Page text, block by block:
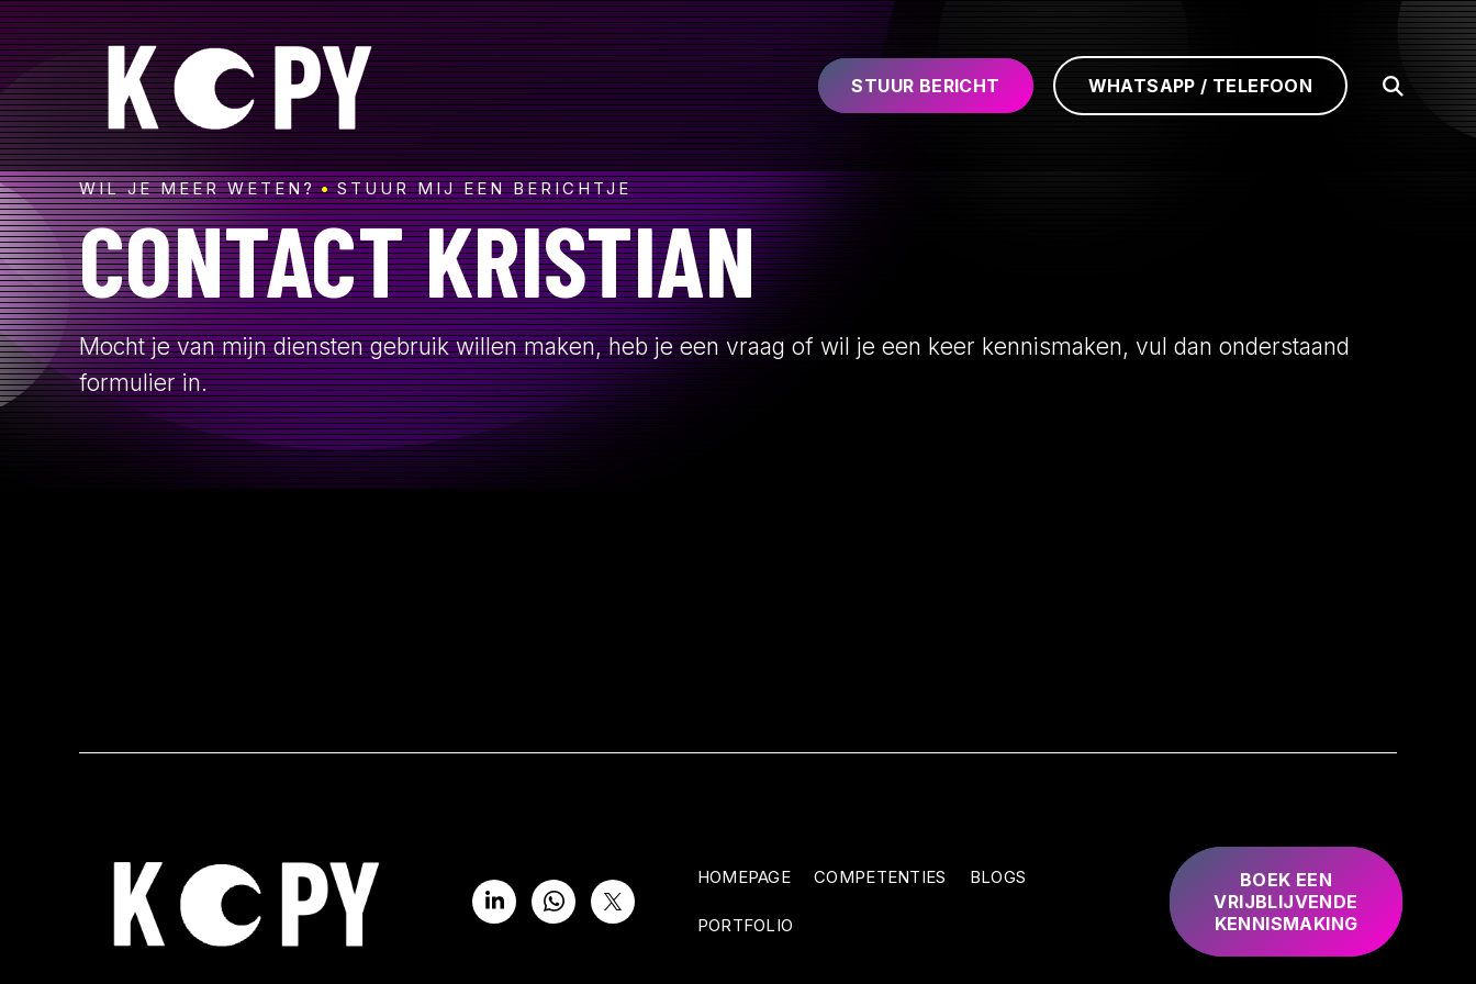
SKIP
TO
CONTENT
STUUR BERICHT WHATSAPP / TELEFOON
Open
Zoeken
WIL JE MEER WETEN? STUUR MIJ EEN BERICHTJE
CONTACT KRISTIAN
Mocht je van mijn diensten gebruik willen maken, heb je een vraag of wil je een keer kennismaken, vul dan onderstaand
formulier in.
HOMEPAGE COMPETENTIES BLOGS
PORTFOLIO
BOEK EEN
VRIJBLIJVENDE
KENNISMAKING